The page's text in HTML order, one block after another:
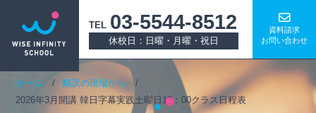
TEL 03-5544-8512
休校日：日曜・月曜・祝日
資料請求
お問い合わせ
ホーム
翻訳の現場から
2026年3月開講 韓日字幕実践土曜日10：00クラス日程表